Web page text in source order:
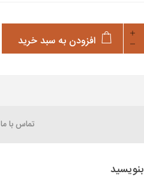
افزودن به سبد خرید
تماس با ما